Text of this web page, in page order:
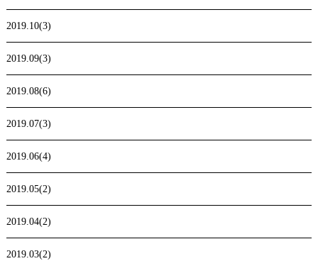
2019.10(3)
2019.09(3)
2019.08(6)
2019.07(3)
2019.06(4)
2019.05(2)
2019.04(2)
2019.03(2)